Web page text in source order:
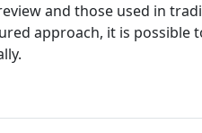
and those used in
approach, it is